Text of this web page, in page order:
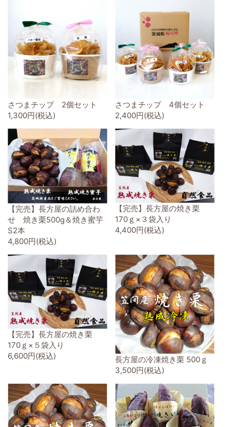
さつまチップ 2個セット
1,300円(税込)
さつまチップ 4個セット
2,400円(税込)
【完売】長方屋の詰め合わ
せ 焼き栗500g＆焼き蜜芋
S2本
4,800円(税込)
【完売】長方屋の焼き栗
170ｇ×３袋入り
4,400円(税込)
【完売】長方屋の焼き栗
170ｇ×５袋入り
6,600円(税込)
長方屋の冷凍焼き栗 500ｇ
3,500円(税込)